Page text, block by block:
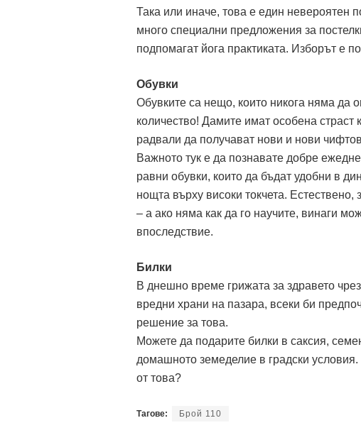
Така или иначе, това е един невероятен
много специални предложения за
подпомагат йога практиката. Изборът е
Обувки
Обувките са нещо, които никога няма да
количество! Дамите имат особена страст
радвали да получават нови и нови
Важното тук е да познавате добре
равни обувки, които да бъдат удобни в
нощта върху високи токчета.
– а ако няма как да го научите, винаги
впоследствие.
Билки
В днешно време грижата за здравето
вредни храни на пазара, всеки би
решение за това.
Можете да подарите билки в саксия,
домашното земеделие в градски
от това?
Тагове: Брой 110